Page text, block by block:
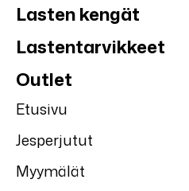
Lasten kengät
Lastentarvikkeet
Outlet
Etusivu
Jesperjutut
Myymälät